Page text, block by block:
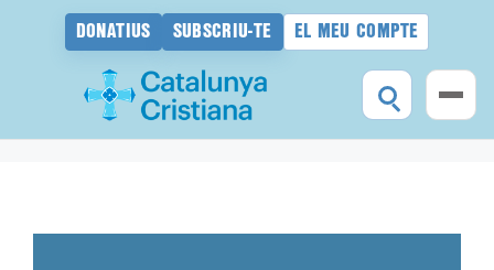
DONATIUS SUBSCRIU-TE EL MEU COMPTE